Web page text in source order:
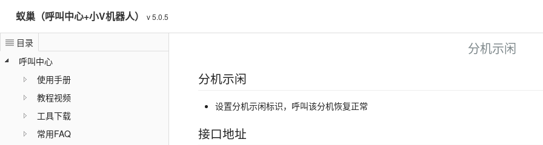
蚁巢（呼叫中心+小V机器人）v 5.0.5
目录
呼叫中心
使用手册
教程视频
工具下载
常用FAQ
分机示闲
分机示闲
设置分机示闲标识，呼叫该分机恢复正常
接口地址